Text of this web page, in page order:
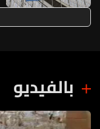
بالفيديو